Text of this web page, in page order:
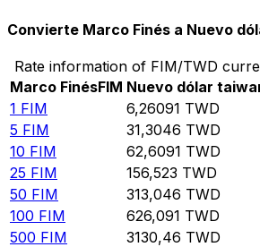
Convierte Marco Finés a Nuevo
Rate information of FIM/TWD
Marco FinésFIM Nuevo dólar
1 FIM 6,26091 TWD
5 FIM 31,3046 TWD
10 FIM 62,6091 TWD
25 FIM 156,523 TWD
50 FIM 313,046 TWD
100 FIM 626,091 TWD
500 FIM 3130,46 TWD